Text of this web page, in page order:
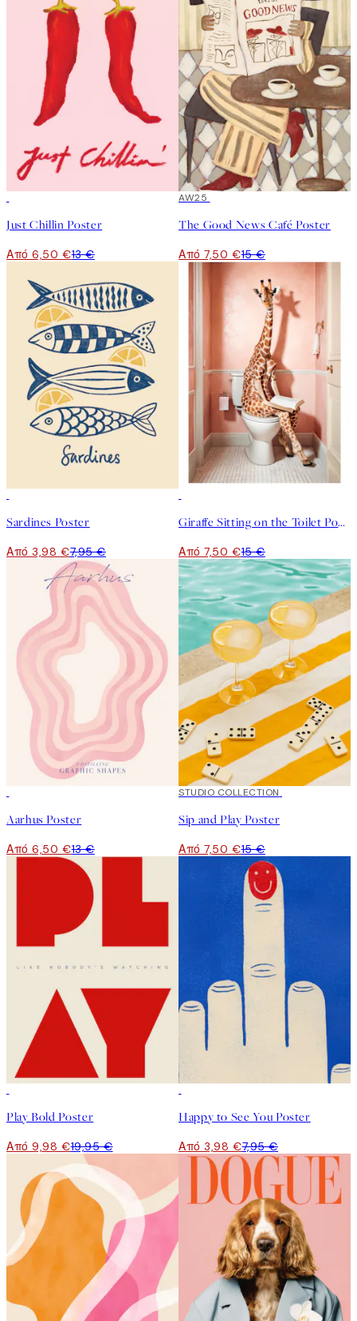
Just Chillin Poster
Από 6,50 €13 €
50%*
AW25
The Good News Café Poster
Από 7,50 €15 €
Sardines Poster
Από 3,98 €7,95 €
Giraffe Sitting on the Toilet Poster
Από 7,50 €15 €
Aarhus Poster
Από 6,50 €13 €
50%*
STUDIO COLLECTION
Sip and Play Poster
Από 7,50 €15 €
Play Bold Poster
Από 9,98 €19,95 €
Happy to See You Poster
Από 3,98 €7,95 €